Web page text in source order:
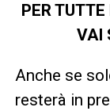
PER
VAI
Anche se
resterà in